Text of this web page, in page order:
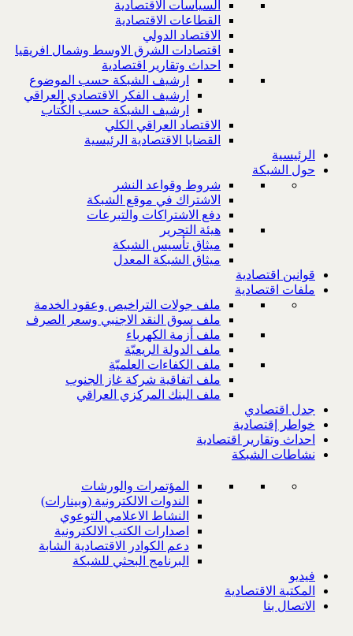
السياسات الاقتصادية
القطاعات الاقتصادية
الاقتصاد الدولي
اقتصادات الشرق الاوسط وشمال افريقيا
احداث وتقارير اقتصادية
ارشيف الشبكة حسب الموضوع
ارشيف الفكر الاقتصادي العراقي
ارشيف الشبكة حسب الكُتاب
الاقتصاد العراقي الكلي
القضايا الاقتصادية الرئيسية
الرئيسية
حول الشبكة
شروط وقواعد النشر
الاشتراك في موقع الشبكة
دفع الاشتراكات والتبرعات
هيئة التحرير
ميثاق تأسيس الشبكة
ميثاق الشبكة المعدل
قوانين اقتصادية
ملفات اقتصادية
ملف جولات التراخيص وعقود الخدمة
ملف سوق النقد الاجنبي وسعر الصرف
ملف أزمة الكهرباء
ملف الدولة الريعيّة
ملف الكفاءات العلميّة
ملف اتفاقية شركة غاز الجنوب
ملف البنك المركزي العراقي
جدل اقتصادي
خواطر إقتصادية
احداث وتقارير اقتصادية
نشاطات الشبكة
المؤتمرات والورشات
الندوات الالكترونية (وبينارات)
النشاط الاعلامي التوعوي
اصدارات الكتب الالكترونية
دعم الكوادر الاقتصادية الشابة
البرنامج البحثي للشبكة
فيديو
المكتبة الاقتصادية
الاتصال بنا